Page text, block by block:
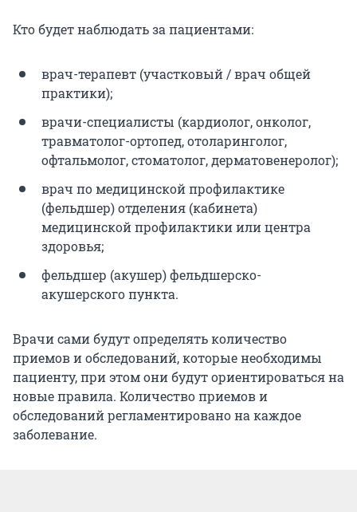
Кто будет наблюдать за пациентами:
врач-терапевт (участковый / врач общей
практики);
врачи-специалисты (кардиолог, онколог,
травматолог-ортопед, отоларинголог,
офтальмолог, стоматолог, дерматовенеролог);
врач по медицинской профилактике
(фельдшер) отделения (кабинета)
медицинской профилактики или центра
здоровья;
фельдшер (акушер) фельдшерско-
акушерского пункта.
Врачи сами будут определять количество
приемов и обследований, которые необходимы
пациенту, при этом они будут ориентироваться на
новые правила. Количество приемов и
обследований регламентировано на каждое
заболевание.